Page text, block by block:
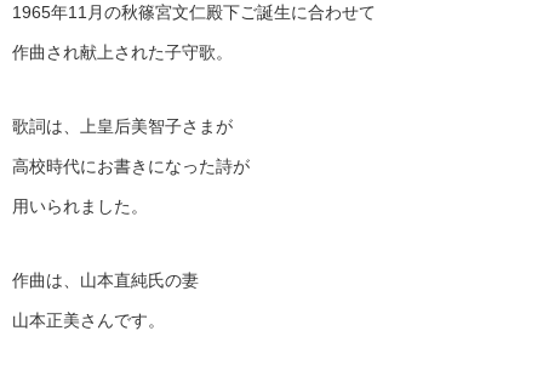
1965年11月の秋篠宮文仁殿下ご誕生に合わせて
作曲され献上された子守歌。
歌詞は、上皇后美智子さまが
高校時代にお書きになった詩が
用いられました。
作曲は、山本直純氏の妻
山本正美さんです。